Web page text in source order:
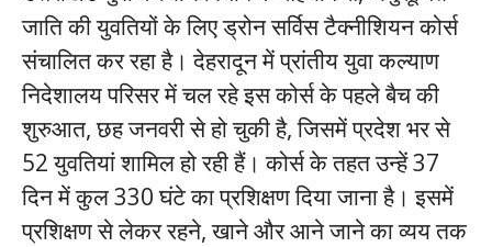
जाति की युवतियों के लिए ड्रोन सर्विस टैक्नीशियन कोर्स
संचालित कर रहा है। देहरादून में प्रांतीय युवा कल्याण
निदेशालय परिसर में चल रहे इस कोर्स के पहले बैच की
शुरुआत, छह जनवरी से हो चुकी है, जिसमें प्रदेश भर से
52 युवतियां शामिल हो रही हैं। कोर्स के तहत उन्हें 37
दिन में कुल 330 घंटे का प्रशिक्षण दिया जाना है। इसमें
प्रशिक्षण से लेकर रहने, खाने और आने जाने का व्यय तक